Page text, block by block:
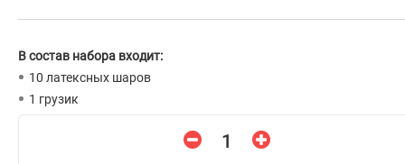
В состав набора входит:
10 латексных шаров
1 грузик